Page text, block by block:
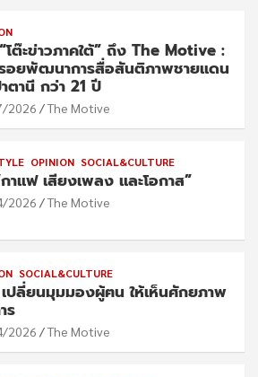
โต๊ะข่าวภาคใต้” ถึง The Motive :
อยพัฒนาการสื่อสันติภาพชายแดน
ตานี กว่า 21 ปี
2026 The Motive
OPINION SOCIAL&CULTURE
าแฟ เสียงเพลง และโอกาส”
2026 The Motive
SOCIAL&CULTURE
ปลี่ยนมุมมองผู้ฅน ให้เห็นศักยภาพ
ร
2026 The Motive